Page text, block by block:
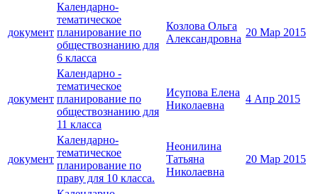
документ
Календарно-
тематическое
планирование по
обществознанию для
6 класса
Козлова Ольга
Александровна
20 Мар 2015
документ
Календарно -
тематическое
планирование по
обществознанию для
11 класса
Исупова Елена
Николаевна
4 Апр 2015
документ
Календарно-
тематическое
планирование по
праву для 10 класса.
Неонилина
Татьяна
Николаевна
20 Мар 2015